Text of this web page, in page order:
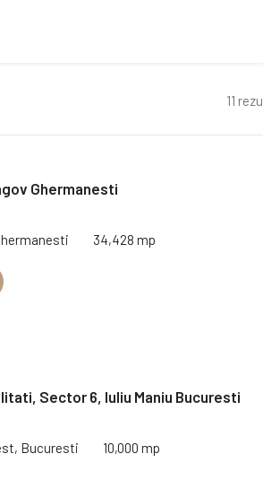
11
Ghermanesti
34,428 mp
Sector 6, Iuliu Maniu Bucuresti
Bucuresti 10,000 mp